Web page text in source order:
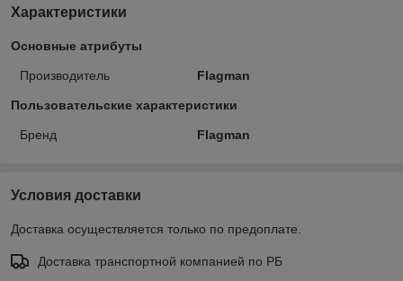
Характеристики
Основные атрибуты
Производитель Flagman
Пользовательские характеристики
Бренд Flagman
Условия доставки
Доставка осуществляется только по предоплате.
Доставка транспортной компанией по РБ